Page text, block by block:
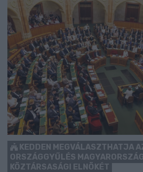
KEDDEN MEGVÁLASZTHATJA
ORSZÁGGYŰLÉS
KÖZTÁRSASÁGI ELNÖKÉT